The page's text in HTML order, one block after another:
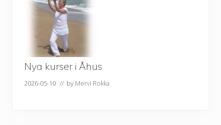
Nya kurser i Åhus
2026-05-10 // by Mervi Rokka